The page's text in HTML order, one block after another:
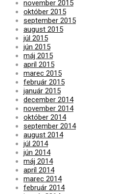
november 2015
október 2015
september 2015
august 2015
júl 2015
jún 2015
máj 2015
apríl 2015
marec 2015
február 2015
január 2015
december 2014
november 2014
október 2014
september 2014
august 2014
júl 2014
jún 2014
máj 2014
apríl 2014
marec 2014
február 2014